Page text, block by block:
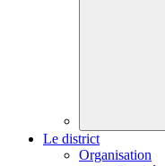
Le district
Organisation